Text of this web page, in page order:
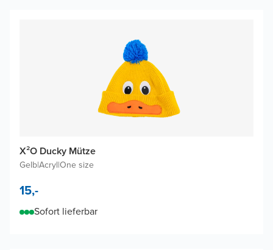
X²O Ducky Mütze
Gelb|Acryl|One size
15,-
Sofort lieferbar